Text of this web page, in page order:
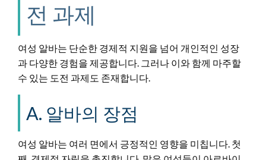
전 과제
여성 알바는 단순한 경제적 지원을 넘어 개인적인 성장
과 다양한 경험을 제공합니다. 그러나 이와 함께 마주할
수 있는 도전 과제도 존재합니다.
A. 알바의 장점
여성 알바는 여러 면에서 긍정적인 영향을 미칩니다. 첫